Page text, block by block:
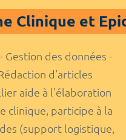
Clinique et
des données -
d'articles
aide à l'élaboration
clinique, participe à la
(support logistique,